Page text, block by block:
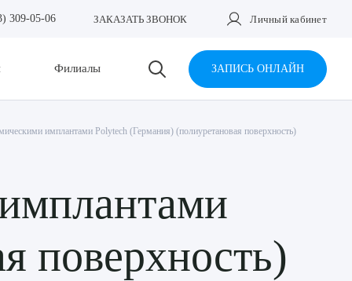
309-05-06 ЗАКАЗАТЬ ЗВОНОК Личный кабинет
Филиалы ЗАПИСЬ ОНЛАЙН
имплантами Polytech (Германия) (полиуретановая поверхность)
поверхность)